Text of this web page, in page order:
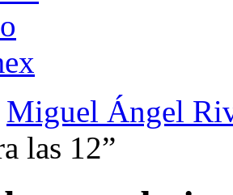
Miguel Ángel
las 12”